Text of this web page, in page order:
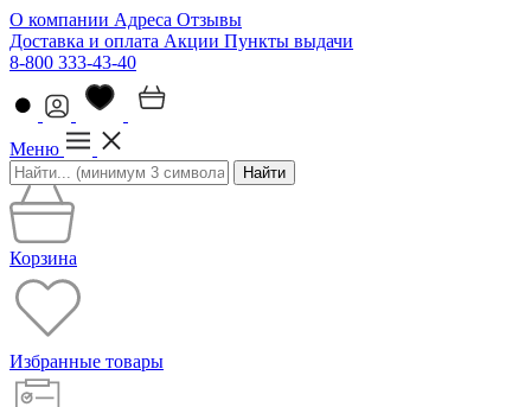
О компании Адреса Отзывы
Доставка и оплата Акции Пункты выдачи
8-800 333-43-40
Меню
Найти
Корзина
Избранные товары